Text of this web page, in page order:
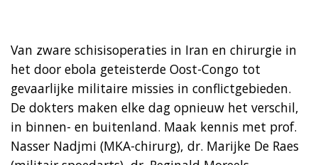
Van zware schisisoperaties in Iran en chirurgie in
het door ebola geteisterde Oost-Congo tot
gevaarlijke militaire missies in conflictgebieden.
De dokters maken elke dag opnieuw het verschil,
in binnen- en buitenland. Maak kennis met prof.
Nasser Nadjmi (MKA-chirurg), dr. Marijke De Raes